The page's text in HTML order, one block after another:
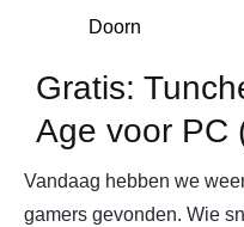
Doorn
Gratis:
Age voor PC
Vandaag hebben we
gamers gevonden. Wie